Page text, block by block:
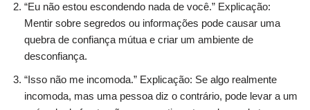
“Eu não estou escondendo nada de você.” Explicação:
Mentir sobre segredos ou informações pode causar uma
quebra de confiança mútua e criar um ambiente de
desconfiança.
“Isso não me incomoda.” Explicação: Se algo realmente
incomoda, mas uma pessoa diz o contrário, pode levar a um